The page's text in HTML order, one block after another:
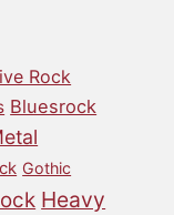
Rock
Bluesrock
Gothic
Heavy